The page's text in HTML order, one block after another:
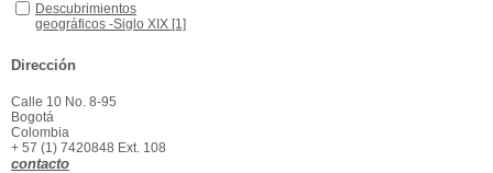
Descubrimientos geográficos -Siglo XIX
Descubrimientos
geográficos -Siglo XIX [1]
Siglo XIX
Dirección
Calle 10 No. 8-95
Bogotá
Colombia
+ 57 (1) 7420848 Ext. 108
contacto